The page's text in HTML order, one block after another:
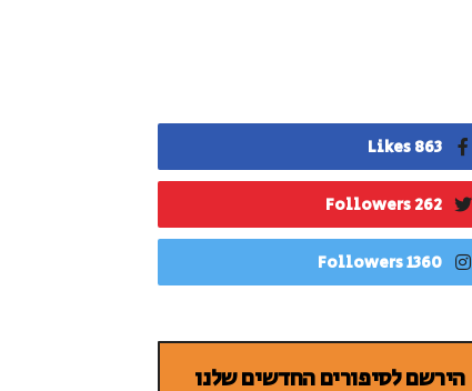
863 Likes
262 Followers
1360 Followers